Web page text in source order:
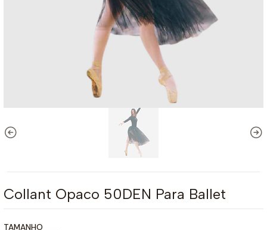
Collant Opaco 50DEN Para Ballet
TAMANHO